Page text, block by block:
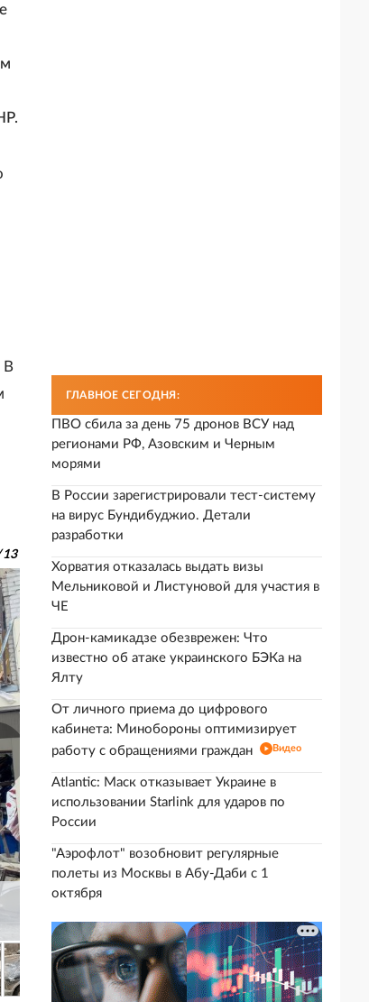
В
13
ГЛАВНОЕ СЕГОДНЯ:
ПВО сбила за день 75 дронов ВСУ над
регионами РФ, Азовским и Черным
морями
В России зарегистрировали тест-систему
на вирус Бундибуджио. Детали
разработки
Хорватия отказалась выдать визы
Мельниковой и Листуновой для участия в
ЧЕ
Дрон-камикадзе обезврежен: Что
известно об атаке украинского БЭКа на
Ялту
От личного приема до цифрового
кабинета: Минобороны оптимизирует
работу с обращениями граждан
Видео
Atlantic: Маск отказывает Украине в
использовании Starlink для ударов по
России
"Аэрофлот" возобновит регулярные
полеты из Москвы в Абу-Даби с 1
октября